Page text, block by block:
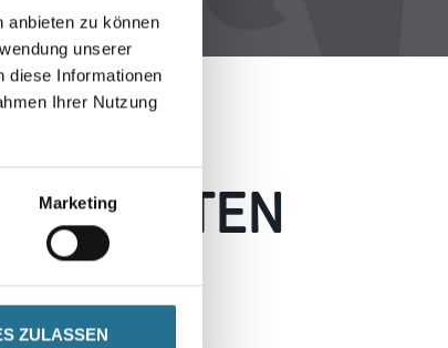
anbieten zu können
unserer
diese Informationen
Ihrer Nutzung
Marketing
ZULASSEN